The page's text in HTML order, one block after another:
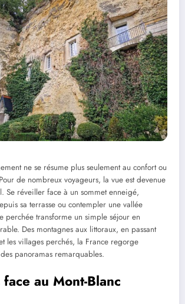
ne se résume plus seulement au confort ou
de nombreux voyageurs, la vue est devenue
Se réveiller face à un sommet enneigé,
sa terrasse ou contempler une vallée
perchée transforme un simple séjour en
Des montagnes aux littoraux, en passant
les villages perchés, la France regorge
panoramas remarquables.
au Mont-Blanc